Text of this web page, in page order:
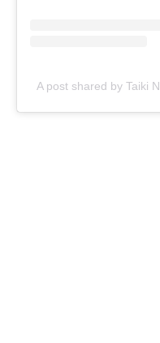
A post shared by Taiki